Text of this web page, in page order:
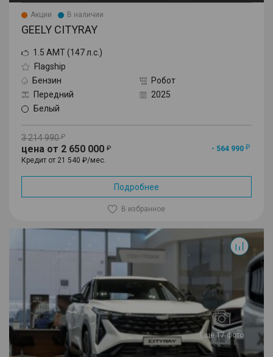
Акции В наличии
GEELY CITYRAY
1.5 AMT (147 л.с.)
Flagship
Бензин
Робот
Передний
2025
Белый
3 214 990
цена от 2 650 000
- 564 990
Кредит от 21 540 ₽/мес.
Подробнее
В избранное
Еще 17 фото